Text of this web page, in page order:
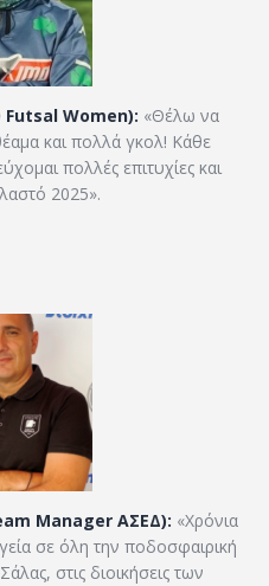
Women): «Θέλω να
και πολλά γκολ! Κάθε
πολλές επιτυχίες και
2025».
Manager ΑΣΕΔ): «Χρόνια
σε όλη την ποδοσφαιρική
στις διοικήσεις των